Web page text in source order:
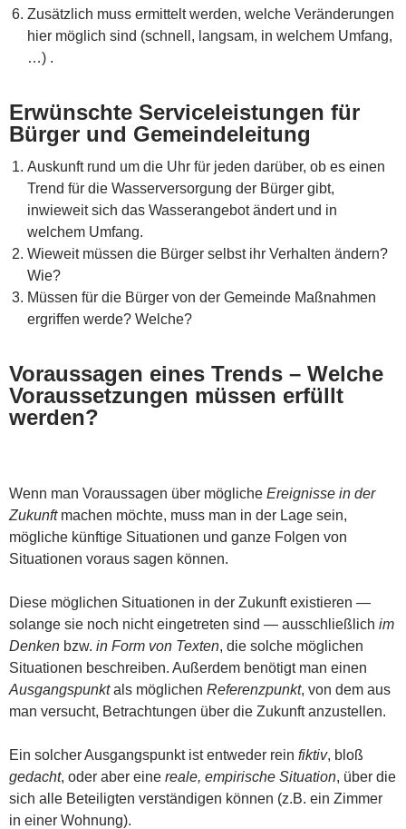
Zusätzlich muss ermittelt werden, welche Veränderungen
hier möglich sind (schnell, langsam, in welchem Umfang,
…) .
Erwünschte Serviceleistungen für
Bürger und Gemeindeleitung
Auskunft rund um die Uhr für jeden darüber, ob es einen
Trend für die Wasserversorgung der Bürger gibt,
inwieweit sich das Wasserangebot ändert und in
welchem Umfang.
Wieweit müssen die Bürger selbst ihr Verhalten ändern?
Wie?
Müssen für die Bürger von der Gemeinde Maßnahmen
ergriffen werde? Welche?
Voraussagen eines Trends – Welche
Voraussetzungen müssen erfüllt
werden?
Wenn man Voraussagen über mögliche Ereignisse in der
Zukunftmachen möchte, muss man in der Lage sein,
mögliche künftige Situationen und ganze Folgen von
Situationen voraus sagen können.
Diese möglichen Situationen in der Zukunft existieren —
solange sie noch nicht eingetreten sind — ausschließlich im
Denken bzw. in Form von Texten, die solche möglichen
Situationen beschreiben. Außerdem benötigt man einen
Ausgangspunktals möglichen Referenzpunkt, von dem aus
man versucht, Betrachtungen über die Zukunft anzustellen.
Ein solcher Ausgangspunkt ist entweder rein fiktiv, bloß
gedacht, oder aber eine reale, empirische Situation, über die
sich alle Beteiligten verständigen können (z.B. ein Zimmer
in einer Wohnung).